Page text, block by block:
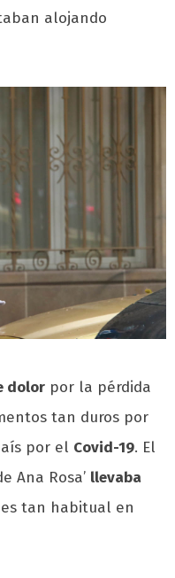
alojando
dolor por la pérdida
tan duros por
por el Covid-19. El
Ana Rosa’ llevaba
es tan habitual en